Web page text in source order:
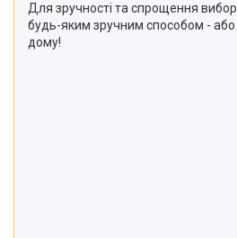
Для зручності та спрощення
будь-яким зручним способом -
дому!